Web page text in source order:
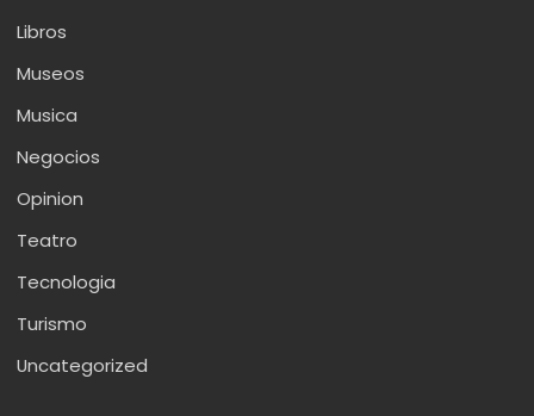
Libros
Museos
Musica
Negocios
Opinion
Teatro
Tecnologia
Turismo
Uncategorized